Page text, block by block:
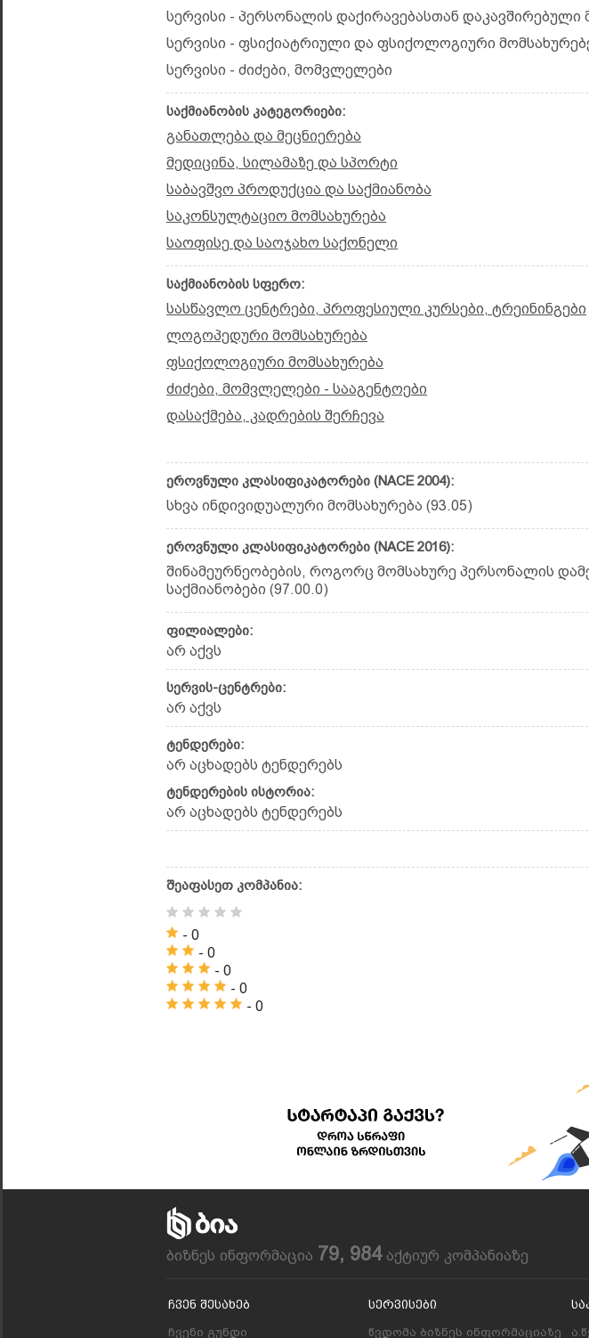
სერვისი - პერსონალის დაქირავებასთან დაკავშირებული
სერვისი - ფსიქიატრიული და ფსიქოლოგიური
სერვისი - ძიძები, მომვლელები
საქმიანობის კატეგორიები:
განათლება და მეცნიერება
მედიცინა, სილამაზე და სპორტი
საბავშვო პროდუქცია და საქმიანობა
საკონსულტაციო მომსახურება
საოფისე და საოჯახო საქონელი
საქმიანობის სფერო:
სასწავლო ცენტრები, პროფესიული კურსები, ტრეინინგები
ლოგოპედური მომსახურება
ფსიქოლოგიური მომსახურება
ძიძები, მომვლელები - სააგენტოები
დასაქმება, კადრების შერჩევა
ეროვნული კლასიფიკატორები (NACE 2004):
სხვა ინდივიდუალური მომსახურება (93.05)
ეროვნული კლასიფიკატორები (NACE 2016):
შინამეურნეობების, როგორც მომსახურე პერსონალის
საქმიანობები (97.00.0)
ფილიალები:
არ აქვს
სერვის-ცენტრები:
არ აქვს
ტენდერები:
არ აცხადებს ტენდერებს
ტენდერების ისტორია:
არ აცხადებს ტენდერებს
შეაფასეთ კომპანია:
- 0
- 0
- 0
- 0
- 0
ბიზნეს ინფორმაცია 79, 984აქტიურ კომპანიაზე
Ჩვენ Შესახებ
ჩვენი გუნდი
Სერვისები
წვდომა ბიზნეს ინფორმაციაზე